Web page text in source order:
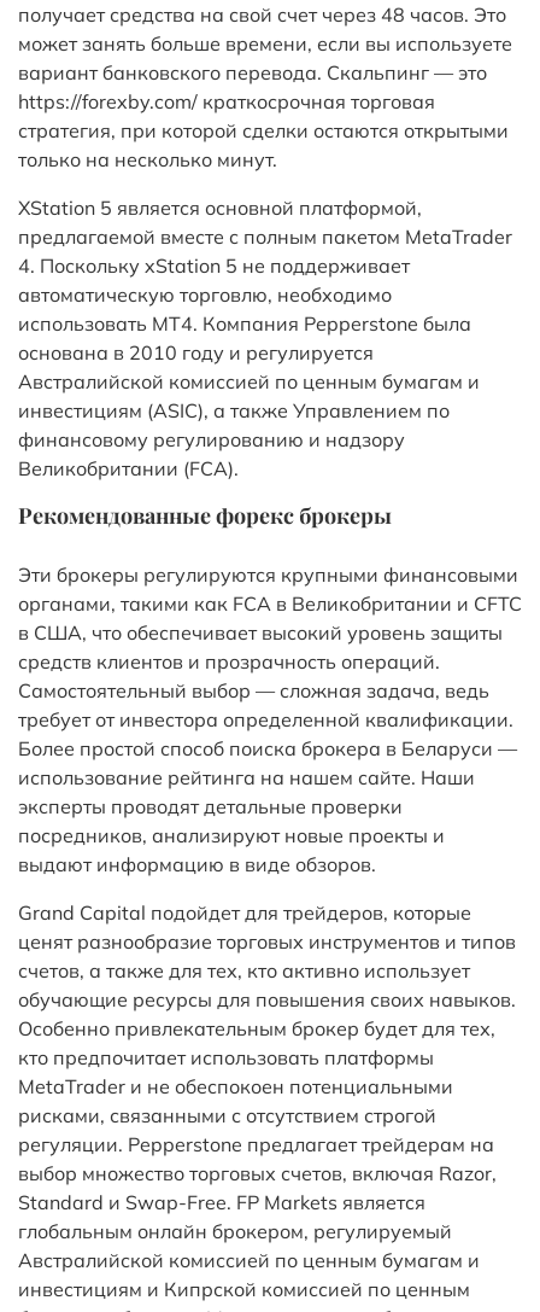
получает средства на свой счет через 48 часов. Это
может занять больше времени, если вы используете
вариант банковского перевода. Скальпинг — это
https://forexby.com/ краткосрочная торговая
стратегия, при которой сделки остаются открытыми
только на несколько минут.
XStation 5 является основной платформой,
предлагаемой вместе с полным пакетом MetaTrader
4. Поскольку xStation 5 не поддерживает
автоматическую торговлю, необходимо
использовать MT4. Компания Pepperstone была
основана в 2010 году и регулируется
Австралийской комиссией по ценным бумагам и
инвестициям (ASIC), а также Управлением по
финансовому регулированию и надзору
Великобритании (FCA).
Рекомендованные форекс брокеры
Эти брокеры регулируются крупными финансовыми
органами, такими как FCA в Великобритании и CFTC
в США, что обеспечивает высокий уровень защиты
средств клиентов и прозрачность операций.
Самостоятельный выбор — сложная задача, ведь
требует от инвестора определенной квалификации.
Более простой способ поиска брокера в Беларуси —
использование рейтинга на нашем сайте. Наши
эксперты проводят детальные проверки
посредников, анализируют новые проекты и
выдают информацию в виде обзоров.
Grand Capital подойдет для трейдеров, которые
ценят разнообразие торговых инструментов и типов
счетов, а также для тех, кто активно использует
обучающие ресурсы для повышения своих навыков.
Особенно привлекательным брокер будет для тех,
кто предпочитает использовать платформы
MetaTrader и не обеспокоен потенциальными
рисками, связанными с отсутствием строгой
регуляции. Pepperstone предлагает трейдерам на
выбор множество торговых счетов, включая Razor,
Standard и Swap-Free. FP Markets является
глобальным онлайн брокером, регулируемый
Австралийской комиссией по ценным бумагам и
инвестициям и Кипрской комиссией по ценным